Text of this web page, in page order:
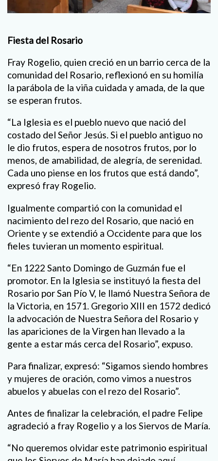
Fiesta del Rosario
Fray Rogelio, quien creció en un barrio cerca de la
comunidad del Rosario, reflexionó en su homilía
la parábola de la viña cuidada y amada, de la que
se esperan frutos.
“La Iglesia es el pueblo nuevo que nació del
costado del Señor Jesús. Si el pueblo antiguo no
le dio frutos, espera de nosotros frutos, por lo
menos, de amabilidad, de alegría, de serenidad.
Cada uno piense en los frutos que está dando”,
expresó fray Rogelio.
Igualmente compartió con la comunidad el
nacimiento del rezo del Rosario, que nació en
Oriente y se extendió a Occidente para que los
fieles tuvieran un momento espiritual.
“En 1222 Santo Domingo de Guzmán fue el
promotor. En la Iglesia se instituyó la fiesta del
Rosario por San Pío V, le llamó Nuestra Señora de
la Victoria, en 1571. Gregorio XIII en 1572 dedicó
la advocación de Nuestra Señora del Rosario y
las apariciones de la Virgen han llevado a la
gente a estar más cerca del Rosario”, expuso.
Para finalizar, expresó: “Sigamos siendo hombres
y mujeres de oración, como vimos a nuestros
abuelos y abuelas con el rezo del Rosario”.
Antes de finalizar la celebración, el padre Felipe
agradeció a fray Rogelio y a los Siervos de María.
“No queremos olvidar este patrimonio espiritual